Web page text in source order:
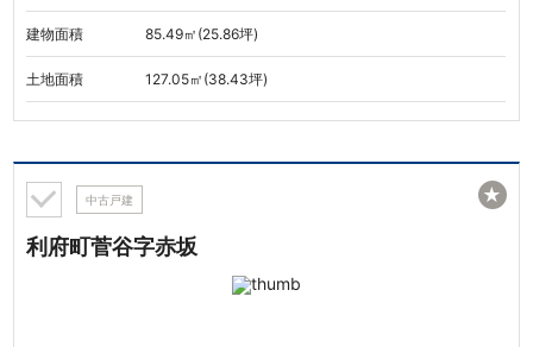
建物面積 85.49㎡(25.86坪)
土地面積 127.05㎡(38.43坪)
中古戸建
利府町菅谷字赤坂
★